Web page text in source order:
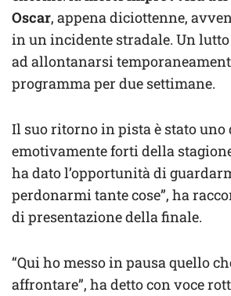
Oscar, appena diciottenne,
in un incidente stradale. Un lutto
ad allontanarsi
programma per due settimane.
Il suo ritorno in pista è stato
emotivamente forti della
ha dato l’opportunità di
perdonarmi tante cose”, ha
di presentazione della finale.
“Qui ho messo in pausa quello
affrontare”, ha detto con voce